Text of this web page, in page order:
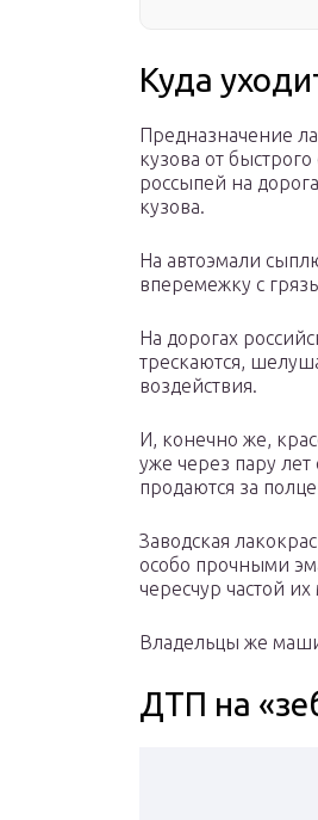
Куда
Предназначение
кузова от
россыпей на
кузова.
На автоэмали
вперемежку с
На дорогах
трескаются,
воздействия.
И, конечно же,
уже через пару
продаются за
Заводская
особо прочными
чересчур частой
Владельцы же
ДТП на